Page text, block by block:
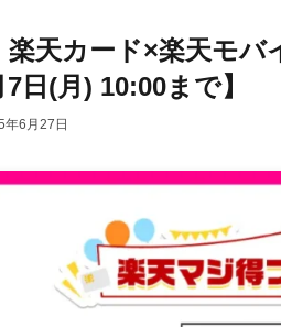
楽天カード×楽天モ
日(月) 10:00まで】
年6月27日